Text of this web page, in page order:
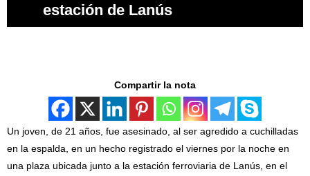
estación de Lanús
Compartir la nota
Un joven, de 21 años, fue asesinado, al ser agredido a cuchilladas
en la espalda, en un hecho registrado el viernes por la noche en
una plaza ubicada junto a la estación ferroviaria de Lanús, en el